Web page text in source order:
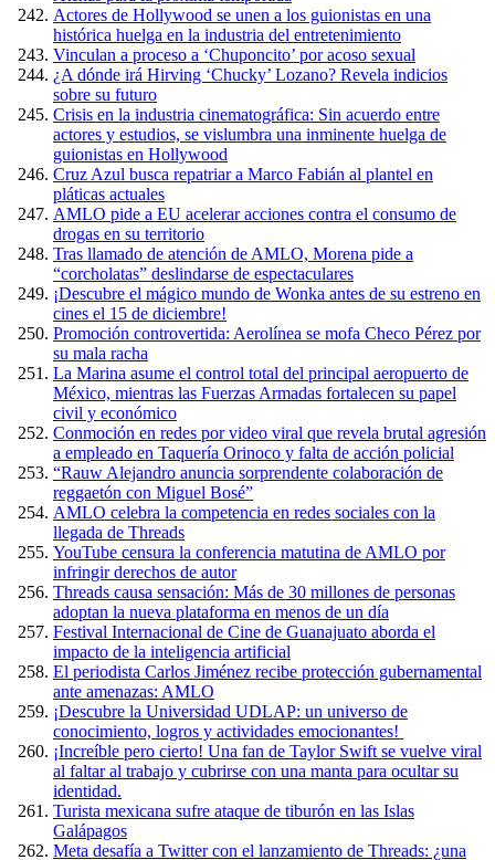
Actores de Hollywood se unen a los guionistas en una
histórica huelga en la industria del entretenimiento
Vinculan a proceso a ‘Chuponcito’ por acoso sexual
¿A dónde irá Hirving ‘Chucky’ Lozano? Revela indicios
sobre su futuro
Crisis en la industria cinematográfica: Sin acuerdo entre
actores y estudios, se vislumbra una inminente huelga de
guionistas en Hollywood
Cruz Azul busca repatriar a Marco Fabián al plantel en
pláticas actuales
AMLO pide a EU acelerar acciones contra el consumo de
drogas en su territorio
Tras llamado de atención de AMLO, Morena pide a
“corcholatas” deslindarse de espectaculares
¡Descubre el mágico mundo de Wonka antes de su estreno en
cines el 15 de diciembre!
Promoción controvertida: Aerolínea se mofa Checo Pérez por
su mala racha
La Marina asume el control total del principal aeropuerto de
México, mientras las Fuerzas Armadas fortalecen su papel
civil y económico
Conmoción en redes por video viral que revela brutal agresión
a empleado en Taquería Orinoco y falta de acción policial
“Rauw Alejandro anuncia sorprendente colaboración de
reggaetón con Miguel Bosé”
AMLO celebra la competencia en redes sociales con la
llegada de Threads
YouTube censura la conferencia matutina de AMLO por
infringir derechos de autor
Threads causa sensación: Más de 30 millones de personas
adoptan la nueva plataforma en menos de un día
Festival Internacional de Cine de Guanajuato aborda el
impacto de la inteligencia artificial
El periodista Carlos Jiménez recibe protección gubernamental
ante amenazas: AMLO
¡Descubre la Universidad UDLAP: un universo de
conocimiento, logros y actividades emocionantes!
¡Increíble pero cierto! Una fan de Taylor Swift se vuelve viral
al faltar al trabajo y cubrirse con una manta para ocultar su
identidad.
Turista mexicana sufre ataque de tiburón en las Islas
Galápagos
Meta desafía a Twitter con el lanzamiento de Threads: ¿una